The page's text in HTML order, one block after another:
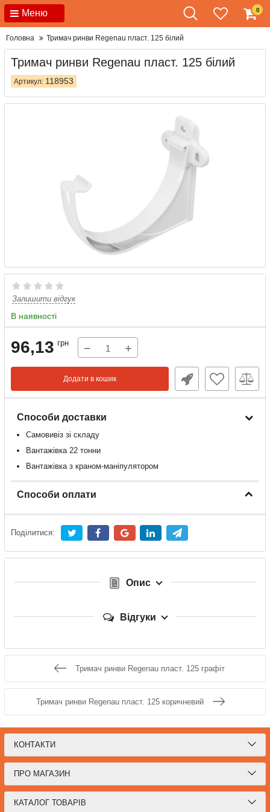
Меню 0
Головна Тримач ринви Regenau пласт. 125 білий
Тримач ринви Regenau пласт. 125 білий
Артикул: 118953
Залишити відгук
В наявності
96,13 грн − +
Додати в кошик
Способи доставки
Самовивіз зі складу
Вантажівка 22 тонни
Вантажівка з краном-маніпулятором
Способи оплати
Поділитися:
Опис
Відгуки
Тримач ринви Regenau пласт. 125 графіт
Тримач ринви Regenau пласт. 125 коричневий
КОНТАКТИ
ПРО МАГАЗИН
КАТАЛОГ ТОВАРІВ